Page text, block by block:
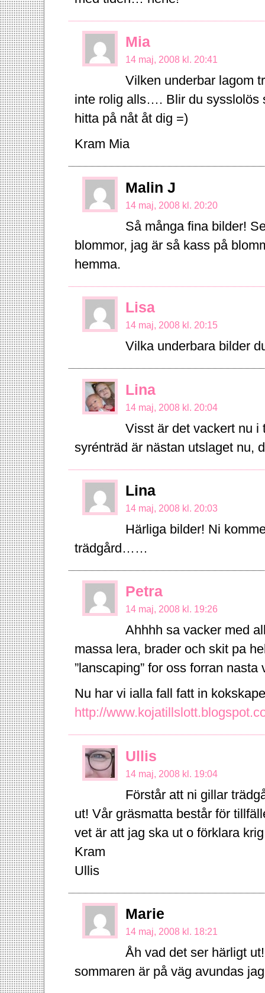
Mia
14 maj, 2008 kl. 20:41
Vilken underbar lagom
inte rolig alls…. Blir du sysslolös
hitta på nåt åt dig =)
Kram Mia
Malin J
14 maj, 2008 kl. 20:20
Så många fina bilder!
blommor, jag är så kass på
hemma.
Lisa
14 maj, 2008 kl. 20:15
Vilka underbara bilder
Lina
14 maj, 2008 kl. 20:04
Visst är det vackert nu i
syrénträd är nästan utslaget nu,
Lina
14 maj, 2008 kl. 20:03
Härliga bilder! Ni
trädgård……
Petra
14 maj, 2008 kl. 19:26
Ahhhh sa vacker med
massa lera, brader och skit pa
”lanscaping” for oss forran
Nu har vi ialla fall fatt in
http://
Ullis
14 maj, 2008 kl. 19:04
Förstår att ni gillar
ut! Vår gräsmatta består för
vet är att jag ska ut o förklara
Kram
Ullis
Marie
14 maj, 2008 kl. 18:21
Åh vad det ser härligt
sommaren är på väg avundas